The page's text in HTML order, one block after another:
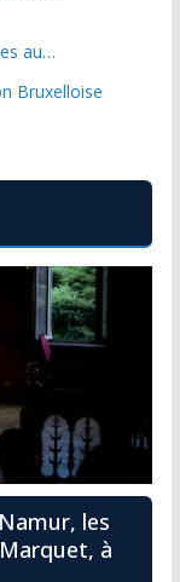
au…
Bruxelloise
les
à